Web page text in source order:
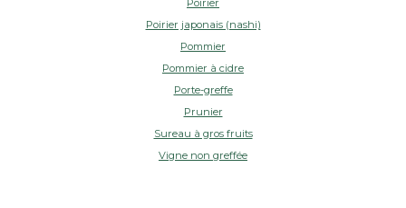
Poirier japonais (nashi)
Pommier
Pommier à cidre
Porte-greffe
Prunier
Sureau à gros fruits
Vigne non greffée